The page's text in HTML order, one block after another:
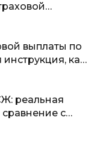
выплаты по
как
реальная
с